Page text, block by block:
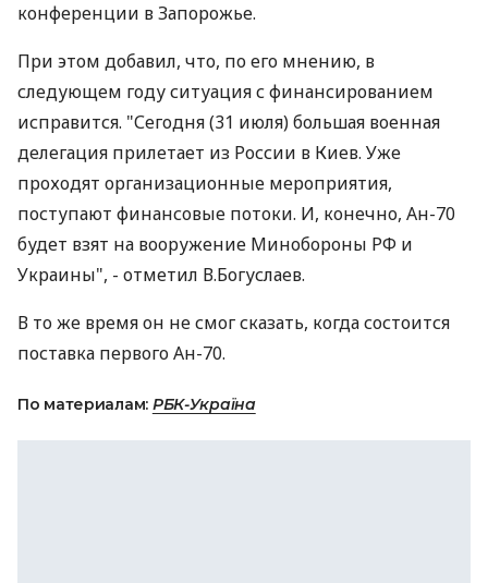
конференции в Запорожье.
При этом добавил, что, по его мнению, в
следующем году ситуация с финансированием
исправится. "Сегодня (31 июля) большая военная
делегация прилетает из России в Киев. Уже
проходят организационные мероприятия,
поступают финансовые потоки. И, конечно, Ан-70
будет взят на вооружение Минобороны РФ и
Украины", - отметил В.Богуслаев.
В то же время он не смог сказать, когда состоится
поставка первого Ан-70.
По материалам: РБК-Україна